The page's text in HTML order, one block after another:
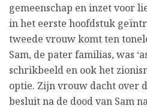
gemeenschap en inzet voor
in het eerste hoofdstuk
tweede vrouw komt ten
Sam, de pater familias, was
schrikbeeld en ook het
optie. Zijn vrouw dacht over
besluit na de dood van Sam